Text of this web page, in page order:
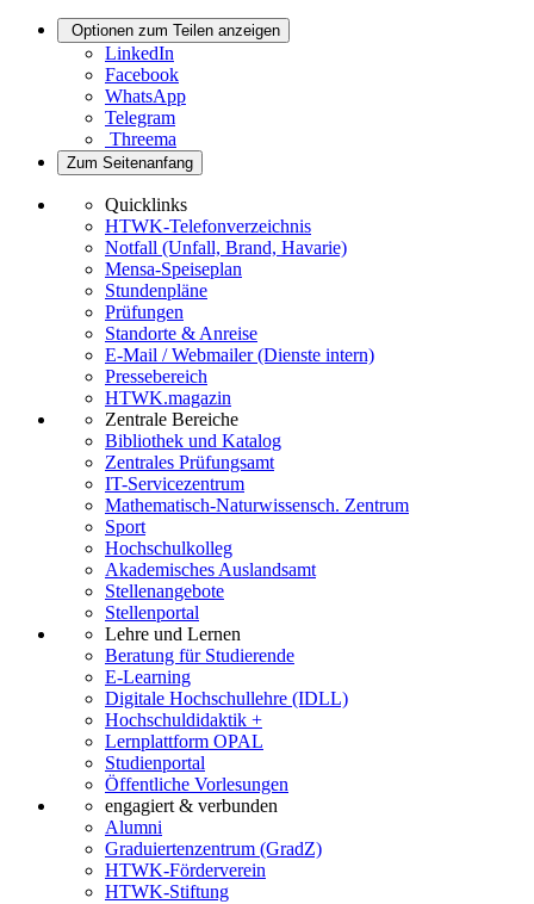
Optionen zum Teilen anzeigen
LinkedIn
Facebook
WhatsApp
Telegram
Threema
Zum Seitenanfang
Quicklinks
HTWK-Telefonverzeichnis
Notfall (Unfall, Brand, Havarie)
Mensa-Speiseplan
Stundenpläne
Prüfungen
Standorte & Anreise
E-Mail / Webmailer (Dienste intern)
Pressebereich
HTWK.magazin
Zentrale Bereiche
Bibliothek und Katalog
Zentrales Prüfungsamt
IT-Servicezentrum
Mathematisch-Naturwissensch. Zentrum
Sport
Hochschulkolleg
Akademisches Auslandsamt
Stellenangebote
Stellenportal
Lehre und Lernen
Beratung für Studierende
E-Learning
Digitale Hochschullehre (IDLL)
Hochschuldidaktik +
Lernplattform OPAL
Studienportal
Öffentliche Vorlesungen
engagiert & verbunden
Alumni
Graduiertenzentrum (GradZ)
HTWK-Förderverein
HTWK-Stiftung